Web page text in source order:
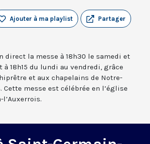
Partager
Ajouter à ma playlist
direct la messe à 18h30 le samedi et
à 18h15 du lundi au vendredi, grâce
et aux chapelains de Notre-
Cette messe est célébrée en l’église